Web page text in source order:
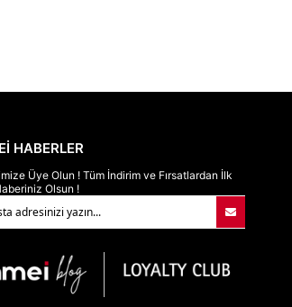
HABERLER
Üye Olun ! Tüm İndirim ve Fırsatlardan İlk
Olsun !